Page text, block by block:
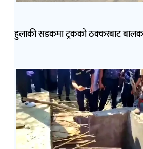
हुलाकी सडकमा ट्रकको ठक्करबाट